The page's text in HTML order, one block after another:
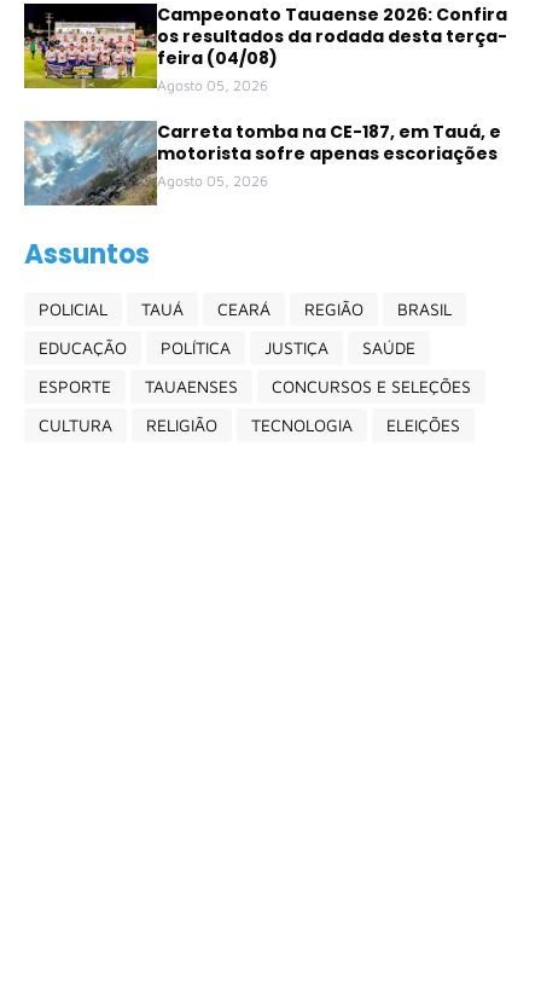
Campeonato Tauaense 2026: Confira
os resultados da rodada desta terça-
feira (04/08)
Agosto 05, 2026
Carreta tomba na CE-187, em Tauá, e
motorista sofre apenas escoriações
Agosto 05, 2026
Assuntos
POLICIAL TAUÁ CEARÁ REGIÃO
BRASIL
EDUCAÇÃO
POLÍTICA JUSTIÇA
SAÚDE
ESPORTE
TAUAENSES
CONCURSOS E SELEÇÕES
CULTURA
RELIGIÃO TECNOLOGIA ELEIÇÕES